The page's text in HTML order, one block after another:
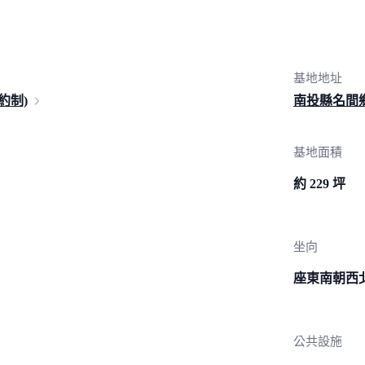
制)
基地地址
南投縣名間
基地面積
約 229 坪
坐向
座東南朝西
公共設施